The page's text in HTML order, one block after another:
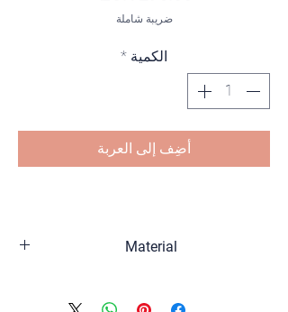
ضريبة شاملة
الكمية *
أضِف إلى العربة
Material